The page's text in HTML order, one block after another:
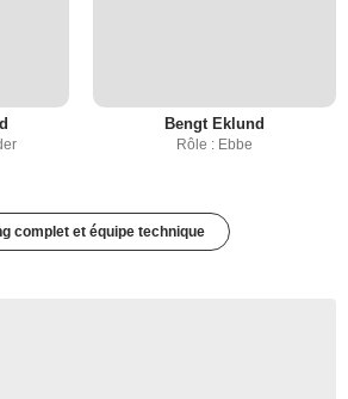
Bengt Eklund
Rôle : Ebbe
complet et équipe technique